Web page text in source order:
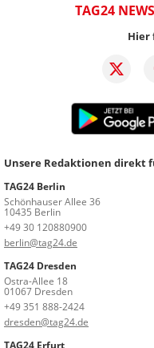
TAG24
Hier
Unsere Redaktionen direkt
TAG24 Berlin
Schönhauser Allee 36
10435 Berlin
+49 30 120880900
berlin@tag24.de
TAG24 Dresden
Ostra-Allee 18
01067 Dresden
+49 351 888-2424
dresden@tag24.de